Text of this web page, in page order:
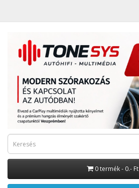
0 termék - 0.- Ft